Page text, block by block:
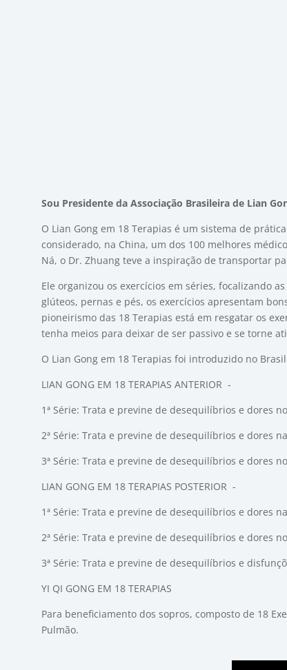
Sou Presidente da Associação Brasileira de Lian
O Lian Gong em 18 Terapias é um sistema de
considerado, na China, um dos 100 melhores
Ná, o Dr. Zhuang teve a inspiração de transportar
Ele organizou os exercícios em séries, focalizando
glúteos, pernas e pés, os exercícios apresentam
pioneirismo das 18 Terapias está em resgatar os
tenha meios para deixar de ser passivo e se torne
O Lian Gong em 18 Terapias foi introduzido no
LIAN GONG EM 18 TERAPIAS ANTERIOR -
1ª Série: Trata e previne de desequilíbrios e dores
2ª Série: Trata e previne de desequilíbrios e dores
3ª Série: Trata e previne de desequilíbrios e dores
LIAN GONG EM 18 TERAPIAS POSTERIOR -
1ª Série: Trata e previne de desequilíbrios e dores
2ª Série: Trata e previne de desequilíbrios e dores
3ª Série: Trata e previne de desequilíbrios e
YI QI GONG EM 18 TERAPIAS
Para beneficiamento dos sopros, composto de 18
Pulmão.